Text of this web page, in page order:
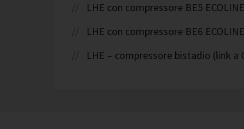
LHE con compressore BE5 ECOLINE
LHE con compressore BE6 ECOLINE
LHE – compressore bistadio (link a